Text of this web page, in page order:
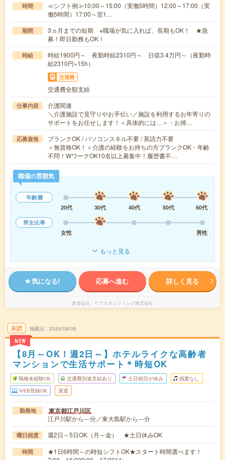
時間
≪シフト例≫10:00～15:00（実働5時間）12:00～17:00（実
働5時間）17:00～翌1…
期間
3ヵ月までの短期 ※職場が気に入れば、長期もOK！ ★急
募！即日勤務もOK！
時給
時給1900円～ 夜勤時給2310円～ 日収3.4万円～（夜勤時
給2310円×15h）
交通費
交通費全額支給
仕事内容
介護関連
＼介護施設で見守りやお手伝い／施設を利用するお年寄りの
サポートをお任せします！＜具体的には…＞・お掃…
応募資格
ブランクOK / パソコンスキル不要 / 英語力不要
＜無資格OK！＞介護の経験をお持ちの方ブランクOK・年齢
不問！WワークOK10名以上募集中！履歴書不…
職場の雰囲気
年齢層
20代
30代 40代 50代
60代
男女比率
女性
男性
もっと見る
気になる! 応募へ進む 詳しく見る
派遣会社 ケアスタッフィング株式会社
未読
NEW
掲載日 2026/08/08
【8月～OK！週2日～】ホテルライクな高齢者
マンションで生活サポート＊時短OK
職種未経験OK 交通費別途支給あり 土日祝日が休み 残業なし
WEB登録OK 派遣
勤務地 東京都江戸川区
江戸川駅から---分／東大島駅から---分
曜日頻度 週2日～5日OK（月～金） ★土日休みOK
時間
★1日6時間～の時短シフトOK★スタート時間選べます！